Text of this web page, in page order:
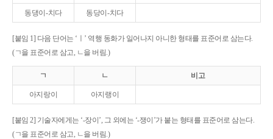
동댕이-치다 동당이-치다
[붙임 1] 다음 단어는 ‘ㅣ’ 역행 동화가 일어나지 아니한 형태를 표준어로 삼는다.
(ㄱ을 표준어로 삼고, ㄴ을 버림.)
ㄱ ㄴ 비고
아지랑이 아지랭이
[붙임 2] 기술자에게는 ‘-장이’, 그 외에는 ‘-쟁이’가 붙는 형태를 표준어로 삼는다.
(ㄱ을 표준어로 삼고, ㄴ을 버림.)